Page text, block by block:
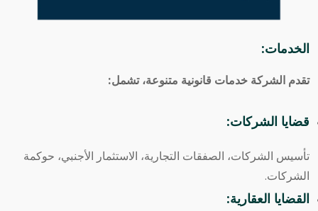
الخدمات:
تقدم الشركة خدمات قانونية متنوعة، تشمل:
قضايا الشركات:
تأسيس الشركات، الصفقات التجارية، الاستثمار الأجنبي، حوكمة
الشركات.
القضايا العقارية: